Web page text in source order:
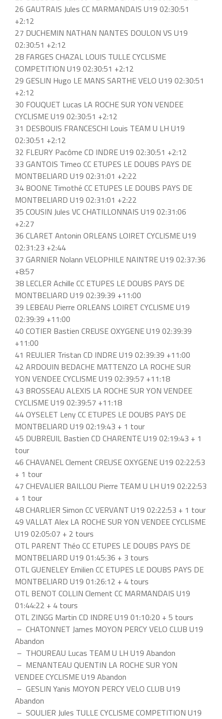
26 GAUTRAIS Jules CC MARMANDAIS U19 02:30:51
+2:12
27 DUCHEMIN NATHAN NANTES DOULON VS U19
02:30:51 +2:12
28 FARGES CHAZAL LOUIS TULLE CYCLISME
COMPETITION U19 02:30:51 +2:12
29 GESLIN Hugo LE MANS SARTHE VELO U19 02:30:51
+2:12
30 FOUQUET Lucas LA ROCHE SUR YON VENDEE
CYCLISME U19 02:30:51 +2:12
31 DESBOUIS FRANCESCHI Louis TEAM U LH U19
02:30:51 +2:12
32 FLEURY Pacôme CD INDRE U19 02:30:51 +2:12
33 GANTOIS Timeo CC ETUPES LE DOUBS PAYS DE
MONTBELIARD U19 02:31:01 +2:22
34 BOONE Timothé CC ETUPES LE DOUBS PAYS DE
MONTBELIARD U19 02:31:01 +2:22
35 COUSIN Jules VC CHATILLONNAIS U19 02:31:06
+2:27
36 CLARET Antonin ORLEANS LOIRET CYCLISME U19
02:31:23 +2:44
37 GARNIER Nolann VELOPHILE NAINTRE U19 02:37:36
+8:57
38 LECLER Achille CC ETUPES LE DOUBS PAYS DE
MONTBELIARD U19 02:39:39 +11:00
39 LEBEAU Pierre ORLEANS LOIRET CYCLISME U19
02:39:39 +11:00
40 COTIER Bastien CREUSE OXYGENE U19 02:39:39
+11:00
41 REULIER Tristan CD INDRE U19 02:39:39 +11:00
42 ARDOUIN BEDACHE MATTENZO LA ROCHE SUR
YON VENDEE CYCLISME U19 02:39:57 +11:18
43 BROSSEAU ALEXIS LA ROCHE SUR YON VENDEE
CYCLISME U19 02:39:57 +11:18
44 OYSELET Leny CC ETUPES LE DOUBS PAYS DE
MONTBELIARD U19 02:19:43 + 1 tour
45 DUBREUIL Bastien CD CHARENTE U19 02:19:43 + 1
tour
46 CHAVANEL Clement CREUSE OXYGENE U19 02:22:53
+ 1 tour
47 CHEVALIER BAILLOU Pierre TEAM U LH U19 02:22:53
+ 1 tour
48 CHARLIER Simon CC VERVANT U19 02:22:53 + 1 tour
49 VALLAT Alex LA ROCHE SUR YON VENDEE CYCLISME
U19 02:05:07 + 2 tours
OTL PARENT Théo CC ETUPES LE DOUBS PAYS DE
MONTBELIARD U19 01:45:36 + 3 tours
OTL GUENELEY Emilien CC ETUPES LE DOUBS PAYS DE
MONTBELIARD U19 01:26:12 + 4 tours
OTL BENOT COLLIN Clement CC MARMANDAIS U19
01:44:22 + 4 tours
OTL ZINGG Martin CD INDRE U19 01:10:20 + 5 tours
– CHATONNET James MOYON PERCY VELO CLUB U19
Abandon
– THOUREAU Lucas TEAM U LH U19 Abandon
– MENANTEAU QUENTIN LA ROCHE SUR YON
VENDEE CYCLISME U19 Abandon
– GESLIN Yanis MOYON PERCY VELO CLUB U19
Abandon
– SOULIER Jules TULLE CYCLISME COMPETITION U19